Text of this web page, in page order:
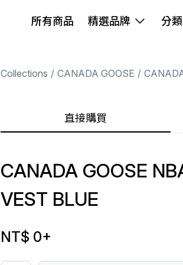
所有商品 精選品牌 分類
Collections CANADA GOOSE
直接購買
CANADA GOOSE
VEST BLUE
NT$ 0+